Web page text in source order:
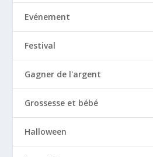
Evénement
Festival
Gagner de l'argent
Grossesse et bébé
Halloween